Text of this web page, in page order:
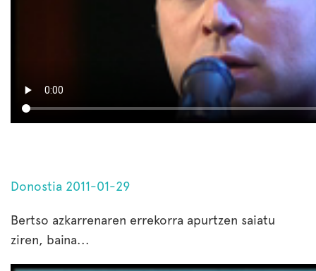
Donostia 2011-01-29
Bertso azkarrenaren errekorra apurtzen saiatu
ziren, baina...